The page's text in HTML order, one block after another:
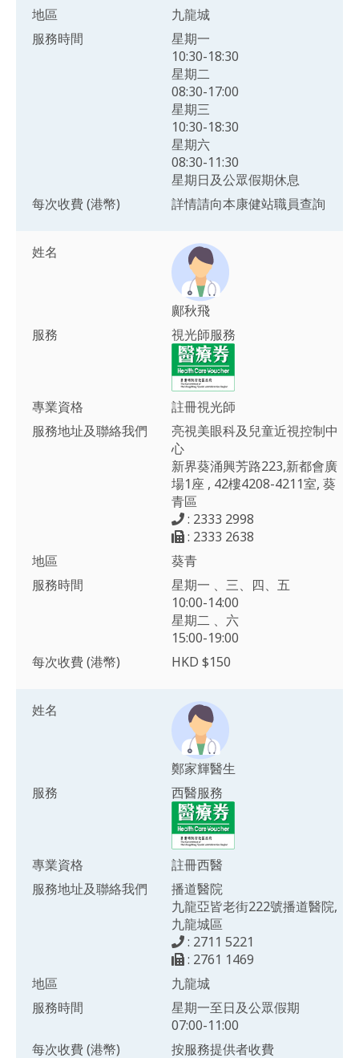
地區
九龍城
服務時間
星期一
10:30-18:30
星期二
08:30-17:00
星期三
10:30-18:30
星期六
08:30-11:30
星期日及公眾假期休息
每次收費 (港幣)
詳情請向本康健站職員查詢
姓名
鄺秋飛
服務
視光師服務
專業資格
註冊視光師
服務地址及聯絡我們
亮視美眼科及兒童近視控制中
心
新界葵涌興芳路223,新都會廣
場1座 , 42樓4208-4211室, 葵
青區
: 2333 2998
: 2333 2638
地區
葵青
服務時間
星期一 、三、四、五
10:00-14:00
星期二 、六
15:00-19:00
每次收費 (港幣)
HKD $150
姓名
鄭家輝醫生
服務
西醫服務
專業資格
註冊西醫
服務地址及聯絡我們
播道醫院
九龍亞皆老街222號播道醫院,
九龍城區
: 2711 5221
: 2761 1469
地區
九龍城
服務時間
星期一至日及公眾假期
07:00-11:00
每次收費 (港幣)
按服務提供者收費